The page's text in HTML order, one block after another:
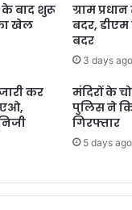
बाद शुरू
खेल
ग्राम
बदर, डीएम
बदर
3 days ago
कर
मंदिरों के
पुलिस ने
गिरफ्तार
5 days ago